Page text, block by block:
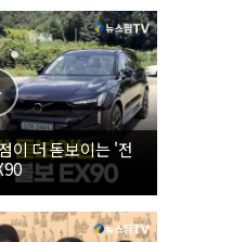
이 더 돋보이는 '전